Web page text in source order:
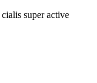
cialis super active